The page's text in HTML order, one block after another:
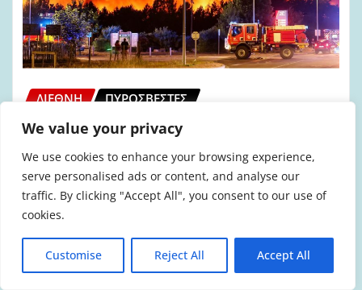
We value your privacy
We use cookies to enhance your browsing experience,
serve personalised ads or content, and analyse our
traffic. By clicking "Accept All", you consent to our use of
cookies.
Customise Reject All Accept All
ΔΙΕΘΝΉ ΠΥΡΟΣΒΈΣΤΕΣ
Γαλλία: Θάνατος δύο ακόμα
πυροσβεστών
admin Ιούλ 25, 2026 0
Τις εξαιρετικά δύσκολες συνθήκες, μέσα
στις οποίες οι πυροσβέστες καλούνται να
ανταποκριθούν στον κρίσιμο ρόλο τους,